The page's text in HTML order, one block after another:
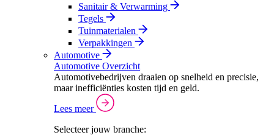
Sanitair & Verwarming
Tegels
Tuinmaterialen
Verpakkingen
Automotive
Automotive Overzicht
Automotivebedrijven draaien op snelheid en precisie,
maar inefficiënties kosten tijd en geld.
Lees meer
Selecteer jouw branche: